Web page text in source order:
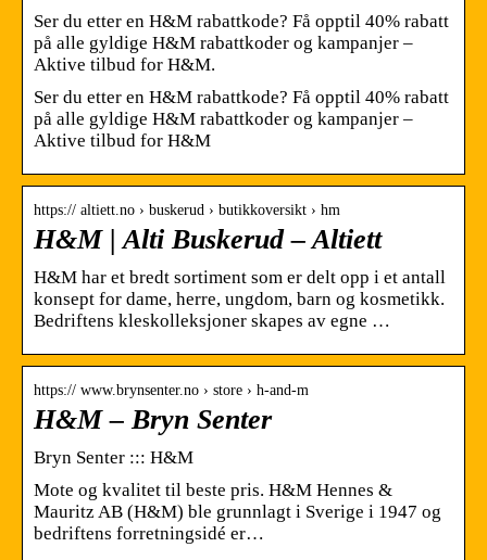
Ser du etter en H&M rabattkode? Få opptil 40% rabatt
på alle gyldige H&M rabattkoder og kampanjer –
Aktive tilbud for H&M.
Ser du etter en H&M rabattkode? Få opptil 40% rabatt
på alle gyldige H&M rabattkoder og kampanjer –
Aktive tilbud for H&M
https:// altiett.no › buskerud › butikkoversikt › hm
H&M | Alti Buskerud – Altiett
H&M har et bredt sortiment som er delt opp i et antall
konsept for dame, herre, ungdom, barn og kosmetikk.
Bedriftens kleskolleksjoner skapes av egne …
https:// www.brynsenter.no › store › h-and-m
H&M – Bryn Senter
Bryn Senter ::: H&M
Mote og kvalitet til beste pris. H&M Hennes &
Mauritz AB (H&M) ble grunnlagt i Sverige i 1947 og
bedriftens forretningsidé er…